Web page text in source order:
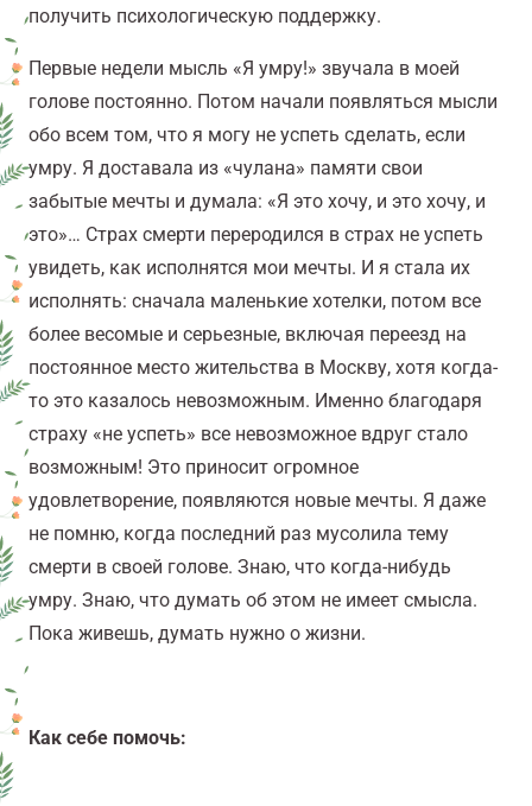
получить психологическую поддержку.
Первые недели мысль «Я умру!» звучала в моей
голове постоянно. Потом начали появляться мысли
обо всем том, что я могу не успеть сделать, если
умру. Я доставала из «чулана» памяти свои
забытые мечты и думала: «Я это хочу, и это хочу, и
это»… Страх смерти переродился в страх не успеть
увидеть, как исполнятся мои мечты. И я стала их
исполнять: сначала маленькие хотелки, потом все
более весомые и серьезные, включая переезд на
постоянное место жительства в Москву, хотя когда-
то это казалось невозможным. Именно благодаря
страху «не успеть» все невозможное вдруг стало
возможным! Это приносит огромное
удовлетворение, появляются новые мечты. Я даже
не помню, когда последний раз мусолила тему
смерти в своей голове. Знаю, что когда-нибудь
умру. Знаю, что думать об этом не имеет смысла.
Пока живешь, думать нужно о жизни.
Как себе помочь: